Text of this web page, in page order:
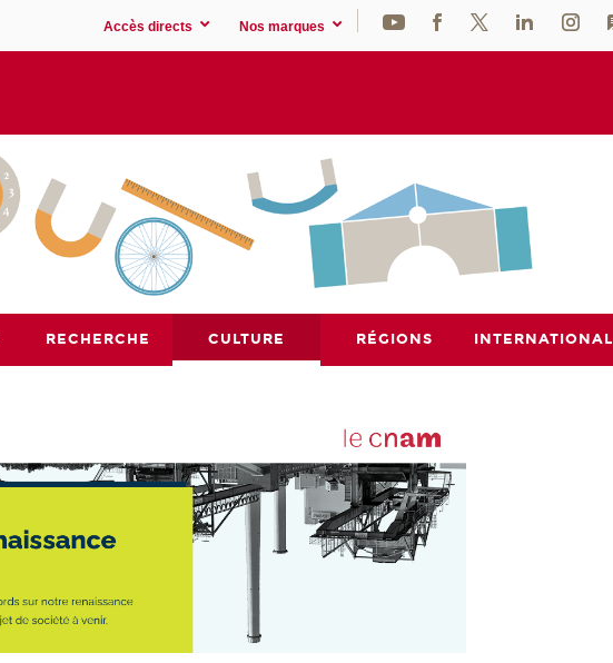
Accès directs Nos marques
RECHERCHE CULTURE RÉGIONS INTERNATIONAL